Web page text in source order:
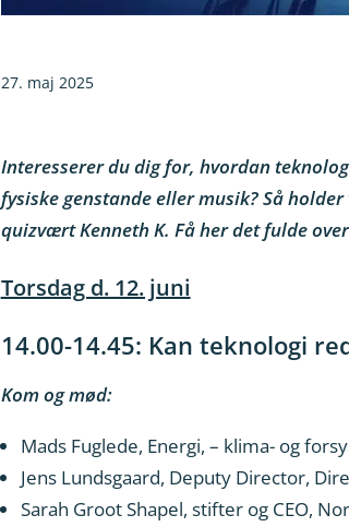
27. maj 2025
Interesserer du dig for, hvordan
fysiske genstande eller musik? Så
quizvært Kenneth K. Få her det fulde
Torsdag d. 12. juni
14.00-14.45: Kan teknologi
Kom og mød:
Mads Fuglede, Energi, – klima- og
Jens Lundsgaard, Deputy Director,
Sarah Groot Shapel, stifter og CEO,